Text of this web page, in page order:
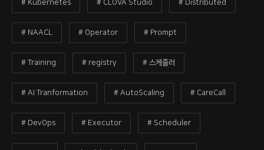
a
# Kubernetes # CLOVA Studio # Distributed
# NAACL # Operator # Prompt
# Training # registry # 스케줄러
# AI Tranformation # AutoScaling # CareCall
# DevOps # Executor # Scheduler